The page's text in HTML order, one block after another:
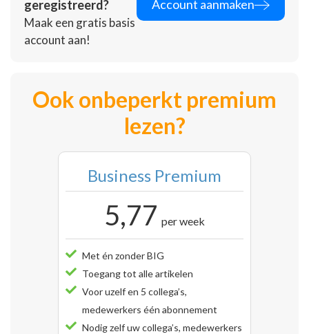
geregistreerd?
Maak een gratis basis
account aan!
Account aanmaken
Ook onbeperkt premium
lezen?
Business Premium
5,77 per week
Met én zonder BIG
Toegang tot alle artikelen
Voor uzelf en 5 collega’s,
medewerkers één abonnement
Nodig zelf uw collega’s, medewerkers